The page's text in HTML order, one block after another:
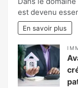
est devenu
En savoir plus